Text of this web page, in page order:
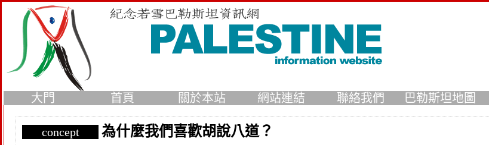
大門 首頁 關於本站 網站連結 聯絡我們 巴勒斯坦地圖
concept 為什麼我們喜歡胡說八道？